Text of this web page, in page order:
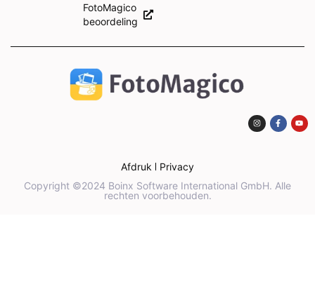
FotoMagico
beoordeling
Afdruk
Privacy
Copyright ©2024 Boinx Software International GmbH. Alle
rechten voorbehouden.